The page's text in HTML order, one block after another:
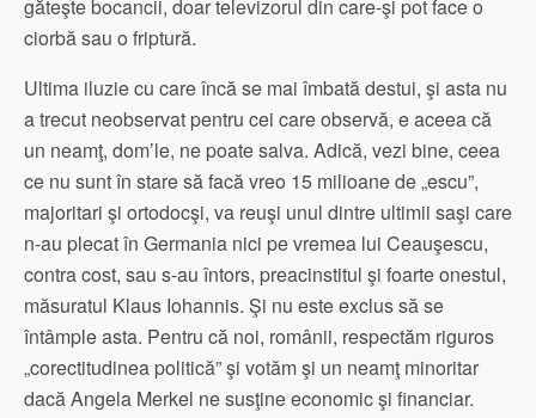
găteşte bocancii, doar televizorul din care-şi pot face o
ciorbă sau o friptură.
Ultima iluzie cu care încă se mai îmbată destui, şi asta nu
a trecut neobservat pentru cei care observă, e aceea că
un neamţ, dom’le, ne poate salva. Adică, vezi bine, ceea
ce nu sunt în stare să facă vreo 15 milioane de „escu”,
majoritari şi ortodocşi, va reuşi unul dintre ultimii saşi care
n-au plecat în Germania nici pe vremea lui Ceauşescu,
contra cost, sau s-au întors, preacinstitul şi foarte onestul,
măsuratul Klaus Iohannis. Şi nu este exclus să se
întâmple asta. Pentru că noi, românii, respectăm riguros
„corectitudinea politică” şi votăm şi un neamţ minoritar
dacă Angela Merkel ne susţine economic şi financiar.